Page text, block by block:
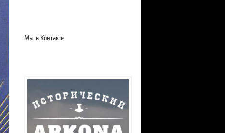
Мы в Контакте